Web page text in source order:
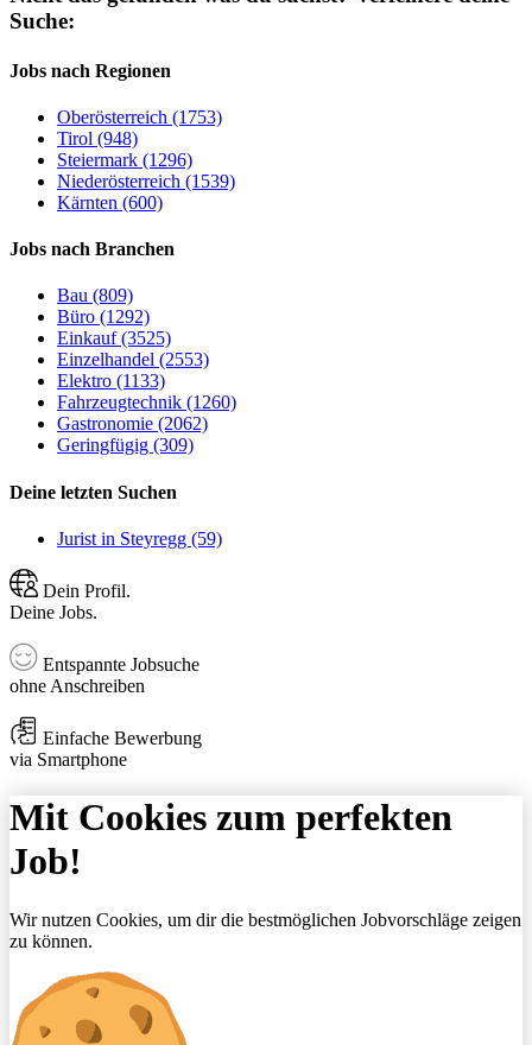
Suche:
Jobs nach Regionen
Oberösterreich (1753)
Tirol (948)
Steiermark (1296)
Niederösterreich (1539)
Kärnten (600)
Jobs nach Branchen
Bau (809)
Büro (1292)
Einkauf (3525)
Einzelhandel (2553)
Elektro (1133)
Fahrzeugtechnik (1260)
Gastronomie (2062)
Geringfügig (309)
Deine letzten Suchen
Jurist in Steyregg (59)
Dein Profil.
Deine Jobs.
Entspannte Jobsuche
ohne Anschreiben
Einfache Bewerbung
via Smartphone
Mit Cookies zum perfekten
Job!
Wir nutzen Cookies, um dir die bestmöglichen Jobvorschläge zeigen
zu können.